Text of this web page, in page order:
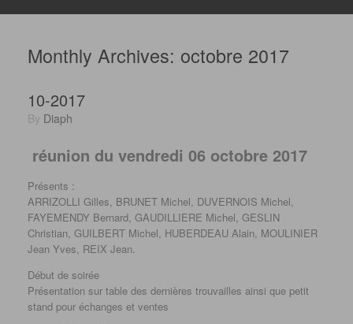
Monthly Archives: octobre 2017
10-2017
by Diaph
réunion du vendredi 06 octobre 2017
Présents :
ARRIZOLLI Gilles, BRUNET Michel, DUVERNOIS Michel,
FAYEMENDY Bernard, GAUDILLIERE Michel, GESLIN
Christian, GUILBERT Michel, HUBERDEAU Alain, MOULINIER
Jean Yves, REIX Jean.
Début de soirée
Présentation sur table des dernières trouvailles ainsi que petit
stand pour échanges et ventes